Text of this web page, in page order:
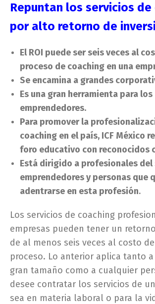
Repuntan los servicios de
por alto retorno de
El ROI puede ser seis veces al
proceso de coaching en una
Se encamina a grandes
Es una gran herramienta para los
emprendedores.
Para promover la
coaching en el país, ICF México
foro educativo con reconocidos
Está dirigido a profesionales del
emprendedores y personas que
adentrarse en esta profesión.
Los servicios de coaching
empresas pueden tener un
de al menos seis veces al costo
proceso. Lo anterior aplica tanto
gran tamaño como a cualquier
desee contratar los servicios de
sea en materia laboral o para la